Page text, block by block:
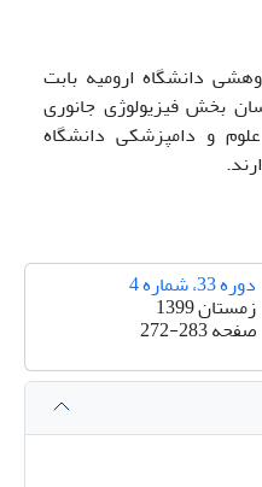
دانشگاه ارومیه بابت
بخش فیزیولوژی جانوری
و دامپزشکی دانشگاه
دوره 33، شماره 4
زمستان 1399
صفحه272-283